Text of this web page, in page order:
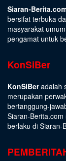
Siaran-
bersifat terbuka
masyarakat
pengamat untuk
KonSiBer
KonSiBeradalah
merupakan
bertanggung-
Siaran-
berlaku di Siaran-